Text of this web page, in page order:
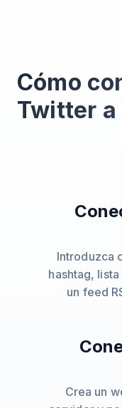
Cómo
Twitter a
Introduzca
hashtag,
un feed
Crea un